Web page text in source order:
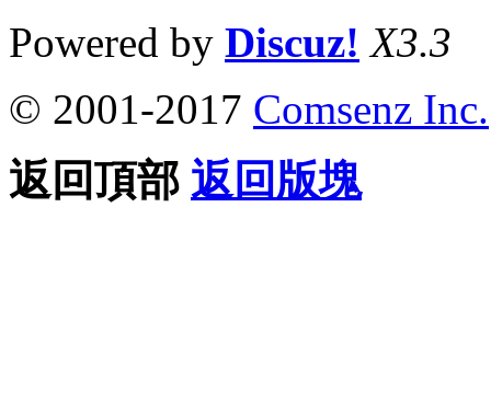
Powered by Discuz! X3.3
© 2001-2017 Comsenz Inc.
返回頂部 返回版塊